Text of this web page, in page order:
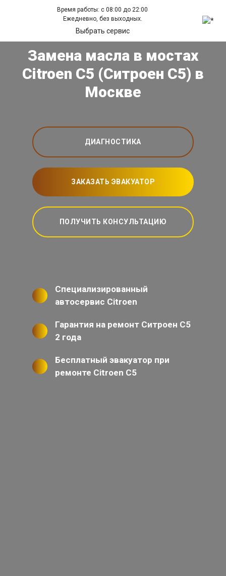
Время работы: с 08:00 до 22:00
Ежедневно, без выходных.
Выбрать сервис
Замена масла в мостах
Citroen C5 (Ситроен С5) в
Москве
ДИАГНОСТИКА
ЗАКАЗАТЬ ЭВАКУАТОР
ПОЛУЧИТЬ КОНСУЛЬТАЦИЮ
Специализированный
автосервис Citroen
Гарантия на ремонт Ситроен С5
2 года
Бесплатный эвакуатор при
ремонте Citroen C5